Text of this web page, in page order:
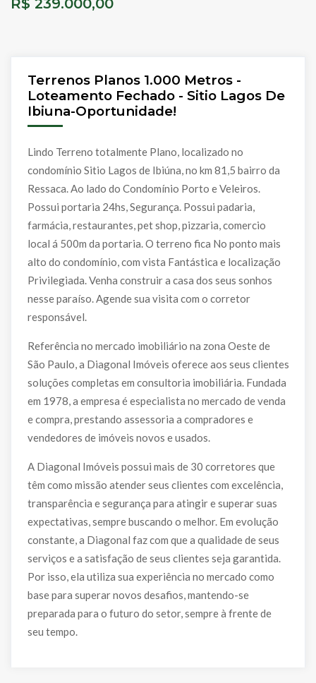
R$ 239.000,00
Terrenos Planos 1.000 Metros -
Loteamento Fechado - Sitio Lagos De
Ibiuna-Oportunidade!
Lindo Terreno totalmente Plano, localizado no
condomínio Sitio Lagos de Ibiúna, no km 81,5 bairro da
Ressaca. Ao lado do Condomínio Porto e Veleiros.
Possui portaria 24hs, Segurança. Possui padaria,
farmácia, restaurantes, pet shop, pizzaria, comercio
local á 500m da portaria. O terreno fica No ponto mais
alto do condomínio, com vista Fantástica e localização
Privilegiada. Venha construir a casa dos seus sonhos
nesse paraíso. Agende sua visita com o corretor
responsável.
Referência no mercado imobiliário na zona Oeste de
São Paulo, a Diagonal Imóveis oferece aos seus clientes
soluções completas em consultoria imobiliária. Fundada
em 1978, a empresa é especialista no mercado de venda
e compra, prestando assessoria a compradores e
vendedores de imóveis novos e usados.
A Diagonal Imóveis possui mais de 30 corretores que
têm como missão atender seus clientes com excelência,
transparência e segurança para atingir e superar suas
expectativas, sempre buscando o melhor. Em evolução
constante, a Diagonal faz com que a qualidade de seus
serviços e a satisfação de seus clientes seja garantida.
Por isso, ela utiliza sua experiência no mercado como
base para superar novos desafios, mantendo-se
preparada para o futuro do setor, sempre à frente de
seu tempo.